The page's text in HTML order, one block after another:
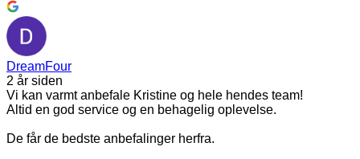
DreamFour
2 år siden
Vi kan varmt anbefale Kristine og hele hendes team!
Altid en god service og en behagelig oplevelse.
De får de bedste anbefalinger herfra.